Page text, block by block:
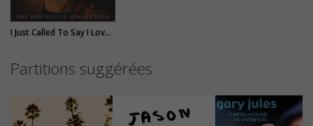
I Just Called To Say I Love You
Partitions suggérées